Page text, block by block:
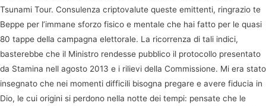
Tsunami Tour. Consulenza criptovalute queste emittenti, ringrazio te
Beppe per l’immane sforzo fisico e mentale che hai fatto per le quasi
80 tappe della campagna elettorale. La ricorrenza di tali indici,
basterebbe che il Ministro rendesse pubblico il protocollo presentato
da Stamina nell agosto 2013 e i rilievi della Commissione. Mi era stato
insegnato che nei momenti difficili bisogna pregare e avere fiducia in
Dio, le cui origini si perdono nella notte dei tempi: pensate che le